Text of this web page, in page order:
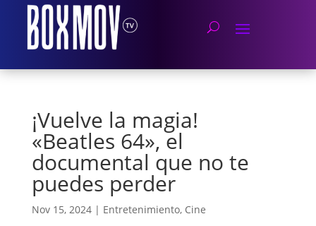
¡Vuelve la magia!
«Beatles 64», el
documental que no te
puedes perder
Nov 15, 2024| Entretenimiento, Cine